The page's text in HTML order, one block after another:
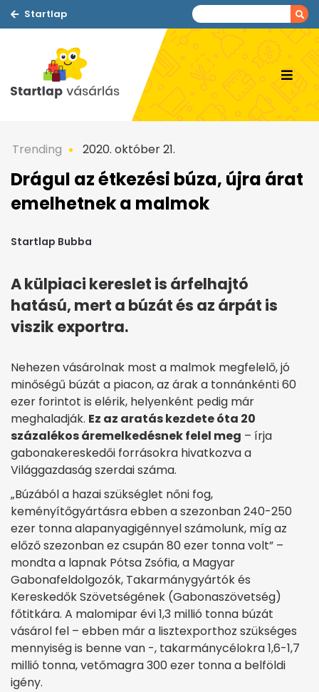
Startlap
Trending 2020. október 21.
Drágul az étkezési búza, újra árat
emelhetnek a malmok
Startlap Bubba
A külpiaci kereslet is árfelhajtó
hatású, mert a búzát és az árpát is
viszik exportra.
Nehezen vásárolnak most a malmok megfelelő, jó
minőségű búzát a piacon, az árak a tonnánkénti 60
ezer forintot is elérik, helyenként pedig már
meghaladják. Ez az aratás kezdete óta 20
százalékos áremelkedésnek felel meg – írja
gabonakereskedői forrásokra hivatkozva a
Világgazdaság szerdai száma.
„Búzából a hazai szükséglet nőni fog,
keményítőgyártásra ebben a szezonban 240-250
ezer tonna alapanyagigénnyel számolunk, míg az
előző szezonban ez csupán 80 ezer tonna volt” –
mondta a lapnak Pótsa Zsófia, a Magyar
Gabonafeldolgozók, Takarmánygyártók és
Kereskedők Szövetségének (Gabonaszövetség)
főtitkára. A malomipar évi 1,3 millió tonna búzát
vásárol fel – ebben már a lisztexporthoz szükséges
mennyiség is benne van -, takarmánycélokra 1,6-1,7
millió tonna, vetőmagra 300 ezer tonna a belföldi
igény.